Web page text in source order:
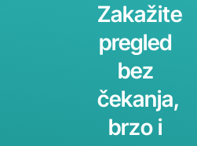
Zakažite
pregled
bez
čekanja,
brzo i